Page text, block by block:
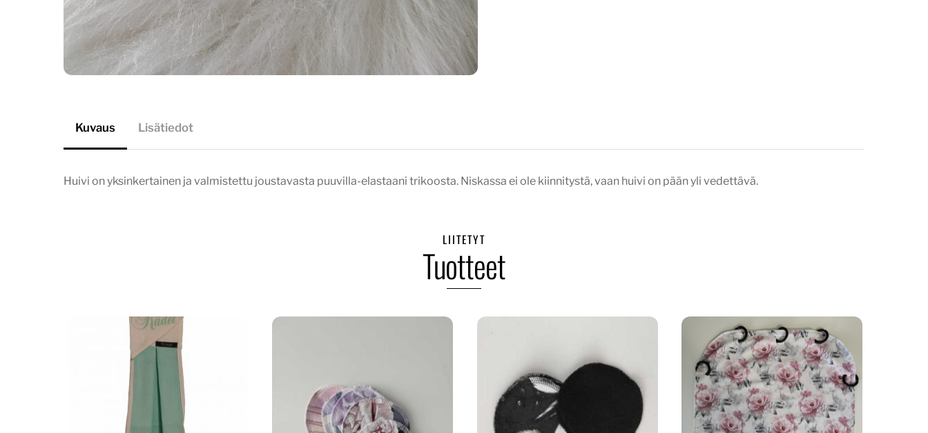
Kuvaus Lisätiedot
Huivi on yksinkertainen ja valmistettu joustavasta puuvilla-elastaani trikoosta. Niskassa ei ole kiinnitystä, vaan huivi on pään yli vedettävä.
LIITETYT
Tuotteet